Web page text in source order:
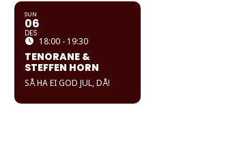
SUN
06
DES
18:00 - 19:30
TENORANE &
STEFFEN HORN
SÅ HA EI GOD JUL, DÅ!